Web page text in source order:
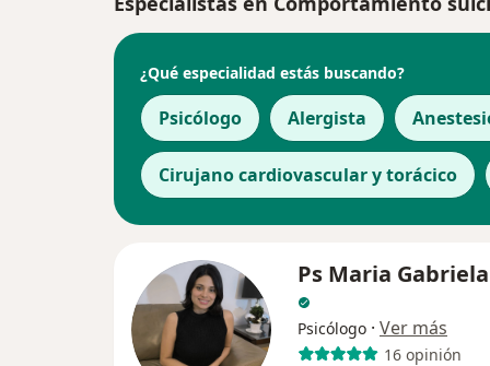
¿Qué especialidad estás buscando?
Psicólogo Alergista
Cirujano cardiovascular y torácico
Ps Maria
Psicólogo · Ver más
16 opinión